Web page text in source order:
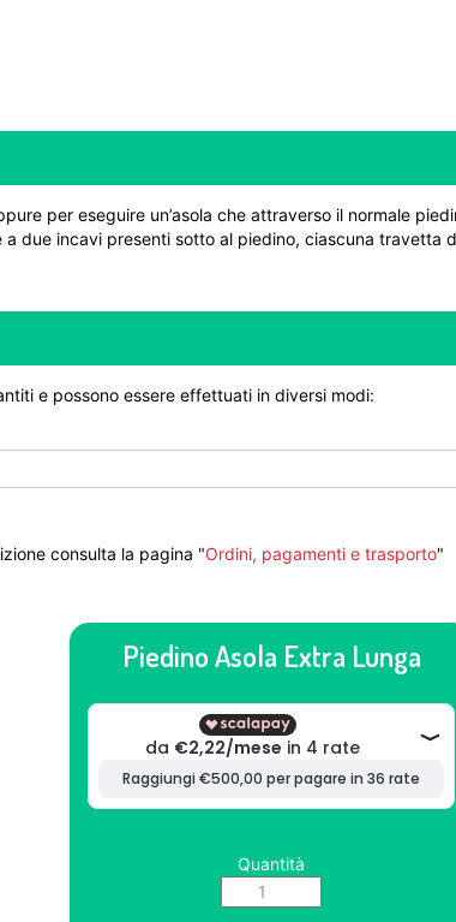
per eseguire un’asola che attraverso il normale
due incavi presenti sotto al piedino, ciascuna travetta
e possono essere effettuati in diversi modi:
consulta la pagina "Ordini, pagamenti e trasporto"
Piedino Asola Extra Lunga
Quantità